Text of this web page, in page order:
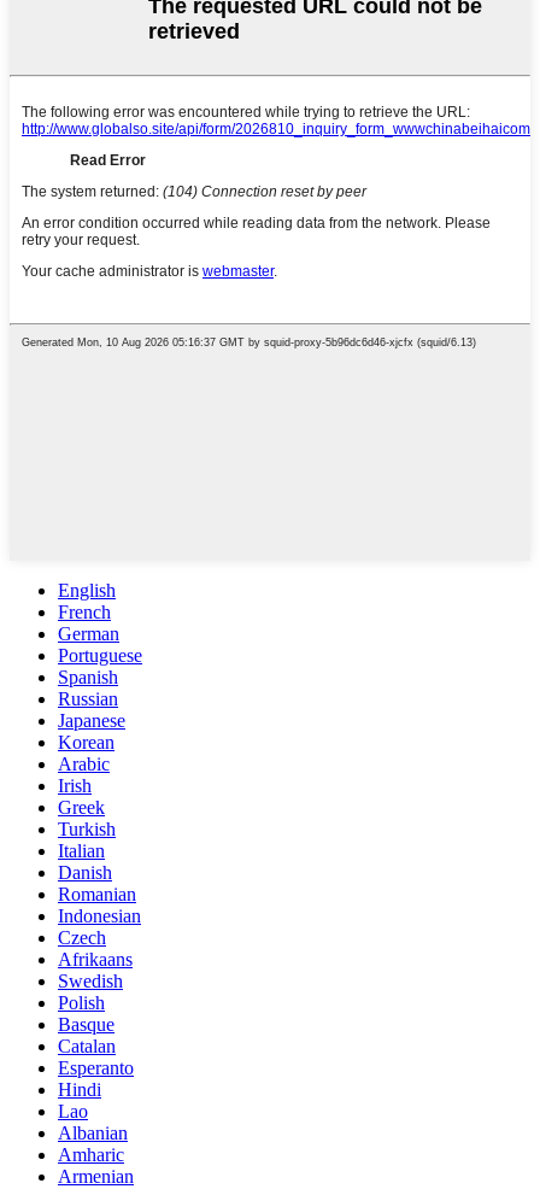
English
French
German
Portuguese
Spanish
Russian
Japanese
Korean
Arabic
Irish
Greek
Turkish
Italian
Danish
Romanian
Indonesian
Czech
Afrikaans
Swedish
Polish
Basque
Catalan
Esperanto
Hindi
Lao
Albanian
Amharic
Armenian